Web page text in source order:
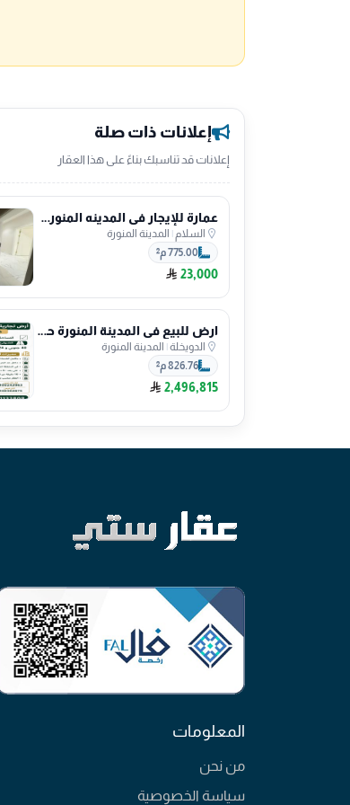
إعلانات ذات صلة
إعلانات قد تناسبك بناءً على هذا العقار
عمارة للإيجار في المدينه المنوره السلام
السلام | المدينة المنورة
775.00 م²
23,000
ارض للبيع في المدينة المنورة حي الدويخلة
الدويخلة| المدينة المنورة
826.76 م²
2,496,815
المعلومات
من نحن
سياسة الخصوصية